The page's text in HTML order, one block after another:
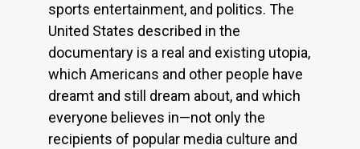
sports entertainment, and politics. The
United States described in the
documentary is a real and existing utopia,
which Americans and other people have
dreamt and still dream about, and which
everyone believes in—not only the
recipients of popular media culture and